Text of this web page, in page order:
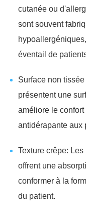
cutanée ou
sont souvent
éventail de
Surface non
présentent une
améliore le
antidérapante aux
Texture crêpe:
offrent une
conformer à la
du patient.